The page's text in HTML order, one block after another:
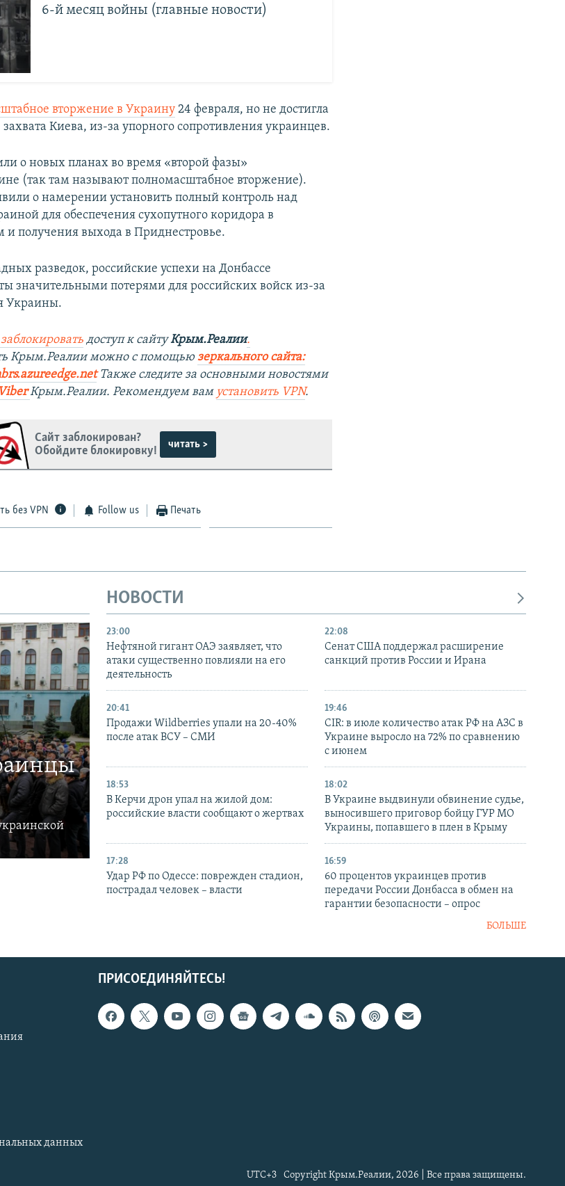
6-й месяц войны (главные новости)
вторжение в Украину 24 февраля, но не достигла
Киева, из-за упорного сопротивления украинцев.
о новых планах во время «второй фазы»
(так там называют полномасштабное вторжение).
о намерении установить полный контроль над
для обеспечения сухопутного коридора в
получения выхода в Приднестровье.
разведок, российские успехи на Донбассе
значительными потерями для российских войск из-за
Украины.
доступ к сайтуКрым.Реалии.
Крым.Реалии можно с помощьюзеркального сайта:
Также следите за основными новостями
ViberКрым.Реалии. Рекомендуем вам установить VPN.
Сайт заблокирован?
Обойдите блокировку!
читать >
без VPN Follow us Печать
НОВОСТИ
23:00
Нефтяной гигант ОАЭ заявляет, что
атаки существенно повлияли на его
деятельность
22:08
Сенат США поддержал расширение
санкций против России и Ирана
20:41
Продажи Wildberries упали на 20-40%
после атак ВСУ – СМИ
19:46
CIR: в июле количество атак РФ на АЗС в
Украине выросло на 72% по сравнению
с июнем
18:53
В Керчи дрон упал на жилой дом:
российские власти сообщают о жертвах
18:02
В Украине выдвинули обвинение судье,
выносившего приговор бойцу ГУР МО
Украины, попавшего в плен в Крыму
17:28
Удар РФ по Одессе: поврежден стадион,
пострадал человек – власти
16:59
60 процентов украинцев против
передачи России Донбасса в обмен на
гарантии безопасности – опрос
БОЛЬШЕ
ПРИСОЕДИНЯЙТЕСЬ!
данных
Copyright Крым.Реалии, 2026 | Все права защищены.
UTC+3